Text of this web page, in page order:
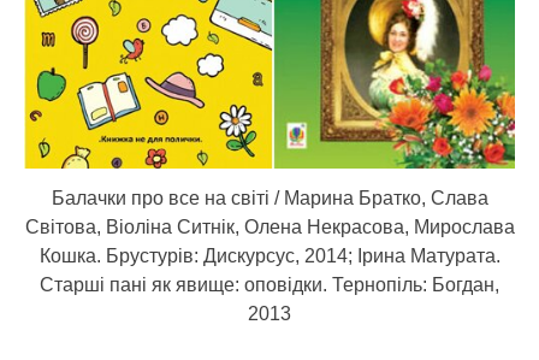
Балачки про все на світі / Марина Братко, Слава
Світова, Віоліна Ситнік, Олена Некрасова, Мирослава
Кошка. Брустурів: Дискурсус, 2014; Ірина Матурата.
Старші пані як явище: оповідки. Тернопіль: Богдан,
2013